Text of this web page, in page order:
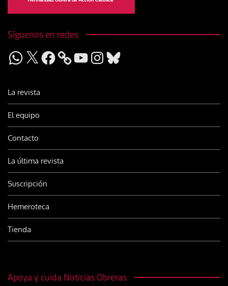
Síguenos en redes
WhatsApp
X Facebook YouTubeInstagram
Bluesky
La revista
El equipo
Contacto
La última revista
Suscripción
Hemeroteca
Tienda
Apoya y cuida Noticias Obreras